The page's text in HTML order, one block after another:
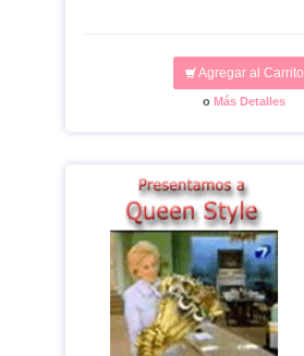
Agregar al Carrito
o Más Detalles